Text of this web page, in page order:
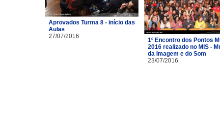
Aprovados Turma 8 - início das
Aulas
27/07/2016
1º Encontro dos Pontos
2016 realizado no MIS -
da Imagem e do Som
23/07/2016